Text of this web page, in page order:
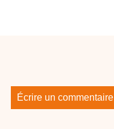
Écrire un commentaire